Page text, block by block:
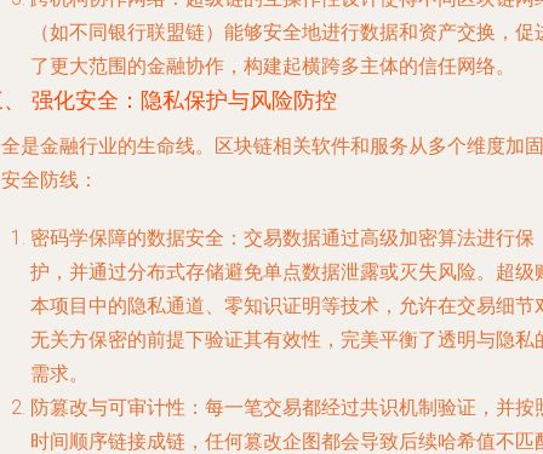
（如不同银行联盟链）能够安全地进行数据和资产交换，促
了更大范围的金融协作，构建起横跨多主体的信任网络。
强化安全：隐私保护与风险防控
是金融行业的生命线。区块链相关软件和服务从多个维度加固
全防线：
密码学保障的数据安全 ：交易数据通过高级加密算法进行保
护，并通过分布式存储避免单点数据泄露或灭失风险。超级
本项目中的隐私通道、零知识证明等技术，允许在交易细节
无关方保密的前提下验证其有效性，完美平衡了透明与隐私
需求。
防篡改与可审计性 ：每一笔交易都经过共识机制验证，并按
时间顺序链接成链，任何篡改企图都会导致后续哈希值不匹